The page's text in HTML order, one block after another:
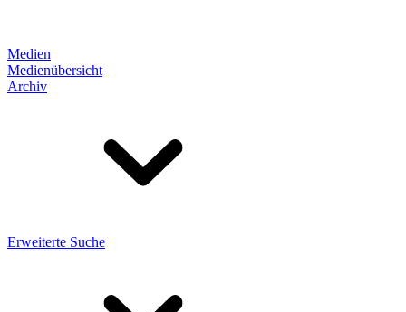
Medien
Medienübersicht
Archiv
Erweiterte Suche